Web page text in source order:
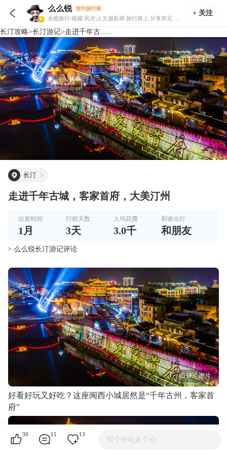
 么么锐 签约旅行家
+ 关注
长汀攻略>长汀游记>走进千年古......
长汀
走进千年古城，客家首府，大美汀州
出发时间
1 月
行程天数
3天
人均花费
3.0千
和谁出行
和朋友
> 么么锐长汀游记评论
好看好玩又好吃？这座闽西小城居然是“千年古州，客家首
府”
30 11 13
写个评论走个心